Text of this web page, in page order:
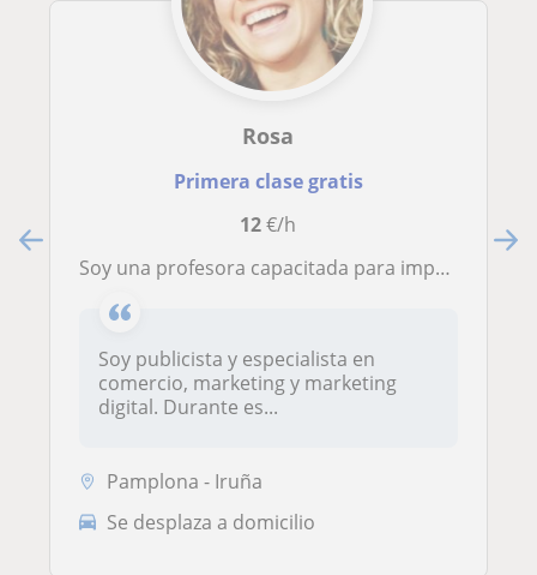
Rosa
Primera clase gratis
12€/h
Soy una profesora capacitada para impartir docencia en dos disciplinas: Lengua castellana para primaria y secundaria y español para extranjeros. Y por otra parte soy especialista en comercio, marketing y publicidad
Soy publicista y especialista en
comercio, marketing y marketing
digital. Durante es...
Pamplona - Iruña
Se desplaza a domicilio